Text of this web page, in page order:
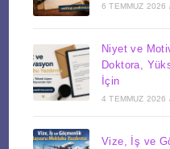
6 TEMMUZ 2026
Niyet ve
Doktora,
İçin
4 TEMMUZ 2026
Vize, İş ve